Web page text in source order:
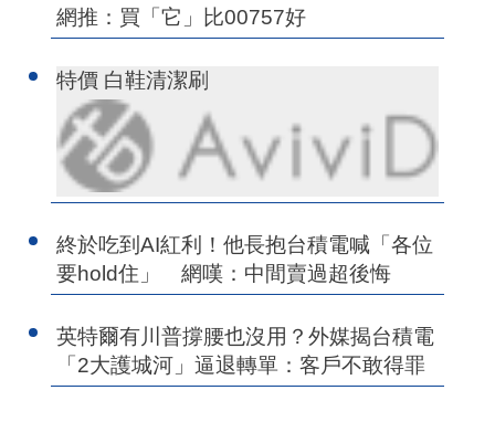
網推：買「它」比00757好
特價 白鞋清潔刷
終於吃到AI紅利！他長抱台積電喊「各位
要hold住」 網嘆：中間賣過超後悔
英特爾有川普撐腰也沒用？外媒揭台積電
「2大護城河」逼退轉單：客戶不敢得罪